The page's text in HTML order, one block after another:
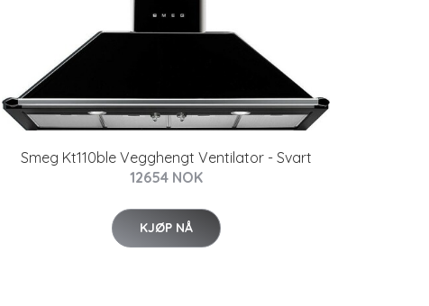
Smeg Kt110ble Vegghengt Ventilator - Svart
12654 NOK
KJØP NÅ